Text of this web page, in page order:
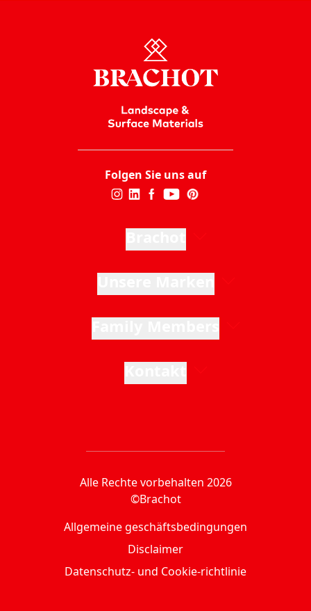
Folgen Sie uns auf
Alle Rechte vorbehalten 2026
©Brachot
Allgemeine geschäftsbedingungen
Disclaimer
Datenschutz- und Cookie-richtlinie